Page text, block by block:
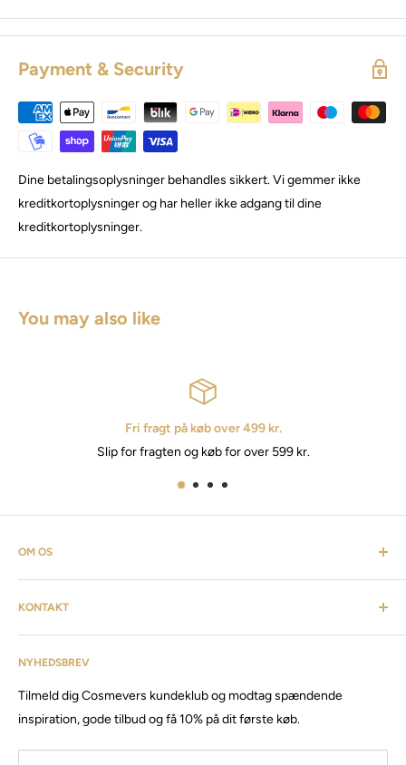
Payment & Security
Dine betalingsoplysninger behandles sikkert. Vi gemmer ikke
kreditkortoplysninger og har heller ikke adgang til dine
kreditkortoplysninger.
You may also like
Fri fragt på køb over 499 kr.
Slip for fragten og køb for over 599 kr.
OM OS
Cosmevers er et kosmetisk univers. Hvor du som kunde kan
finde alt fra frisørartikler, barberudstyr, personlig pleje,
inventar & listen fortsætter. Cosmevers er etableret i 2020, vi
har siden da solgt produkter og maskiner, til både privat &
Besøg vores store butik / showroom i Brabrand.
NYHEDSBREV
Tilmeld dig Cosmevers kundeklub og modtag spændende
inspiration, gode tilbud og få 10% på dit første køb.
KONTAKT
Kundeservice: tlf:26 20 40 76
CVR: 41 50 56 21